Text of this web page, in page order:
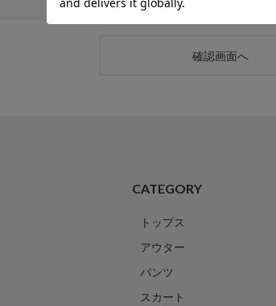
CATEGORY
トップス
アウター
パンツ
スカート